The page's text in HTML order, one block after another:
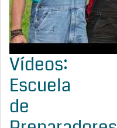
Vídeos:
Escuela
de